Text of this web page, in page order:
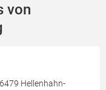
von
Hellenhahn-